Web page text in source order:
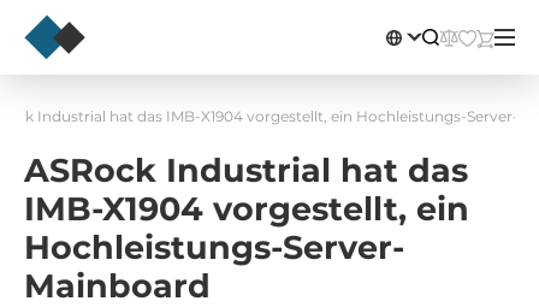
Industrial hat das IMB-X1904 vorgestellt, ein Hochleistungs-Server-
ASRock Industrial hat das
IMB-X1904 vorgestellt, ein
Hochleistungs-Server-
Mainboard